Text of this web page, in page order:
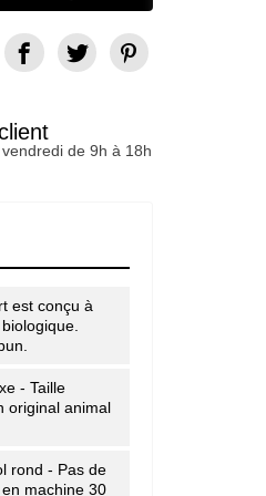
de 9h à 18h
est conçu à
- Taille
original animal
rond - Pas de
machine 30